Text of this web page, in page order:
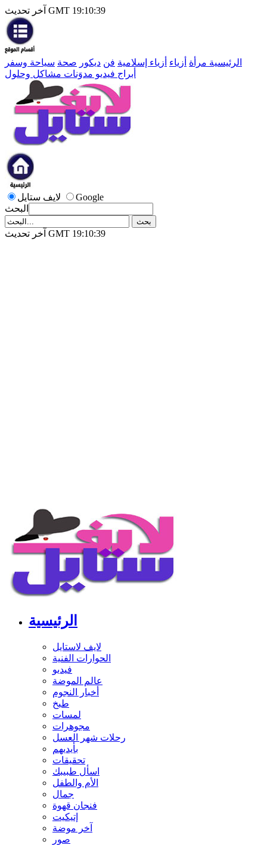
آخر تحديث GMT 19:10:39
الرئيسية مرأة أزياء أزياء إسلامية فن ديكور صحة سياحة وسفر
أبراج فيديو مدوَنات مشاكل وحلول
لايف ستايل
Google
البحث
آخر تحديث GMT 19:10:39
الرئيسية
لايف لاستايل
الحوارات الفنية
فيديو
عالم الموضة
أخبار النجوم
طبخ
لمسات
مجوهرات
رحلات شهر العسل
بأيديهم
تحقيقات
اسأل طبيبك
الأم والطفل
جمال
فنجان قهوة
إتيكيت
آخر موضة
صور